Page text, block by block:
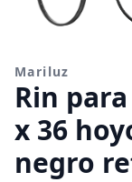
Mariluz
Rin
x 36
negro